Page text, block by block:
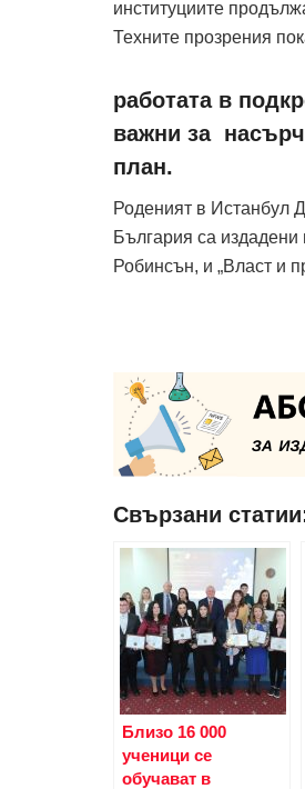
институциите
Техните прозрения
работата в
важни за
план.
Роденият в Истанбул
България са издадени
Робинсън, и „Власт и
Свързани
Близо 16 000
ученици се
обучават в